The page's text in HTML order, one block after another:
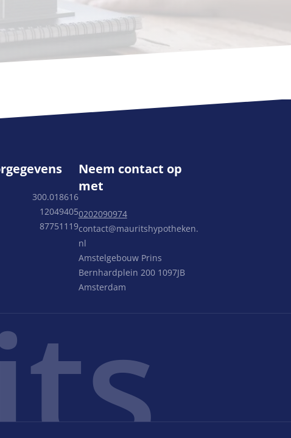
300.018616
12049405
87751119
Neem contact op
met
0202090974
contact@mauritshypotheken.
nl
Amstelgebouw Prins
Bernhardplein 200 1097JB
Amsterdam